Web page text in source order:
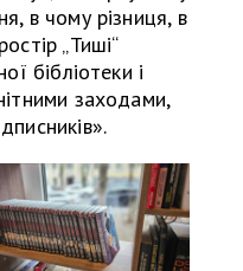
в чому різниця, в
„Тиші“
бібліотеки і
заходами,